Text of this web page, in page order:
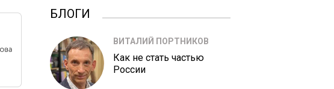
БЛОГИ
ВИТАЛИЙ ПОРТНИКОВ
Как не стать частью
России